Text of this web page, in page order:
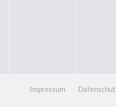
Impressum